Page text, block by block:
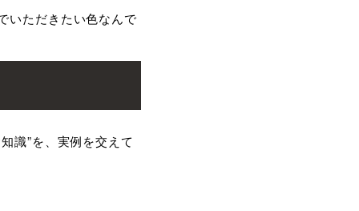
いただきたい色なんで
識”を、実例を交えて